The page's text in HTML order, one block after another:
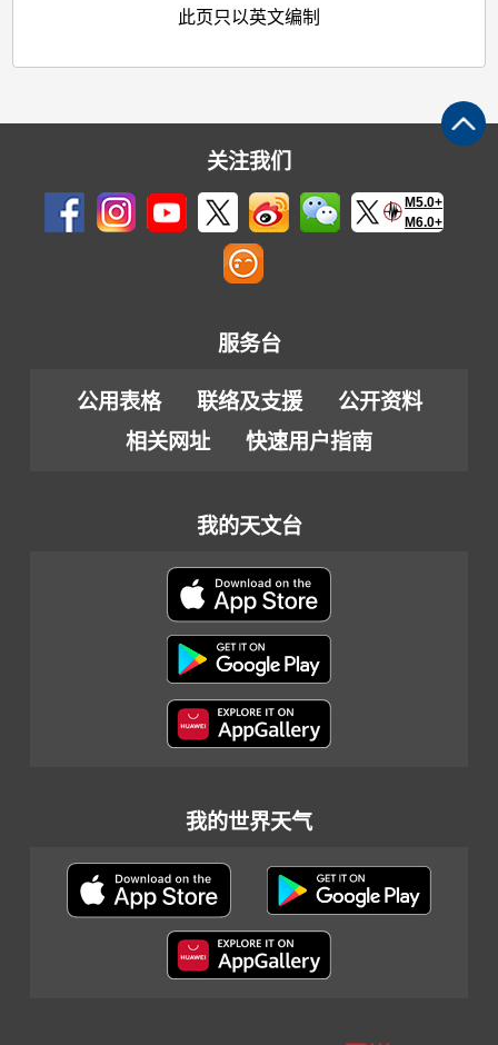
此页只以英文编制
关注我们
M5.0+
M6.0+
服务台
公用表格 联络及支援
公开资料
相关网址
快速用户指南
我的天文台
我的世界天气